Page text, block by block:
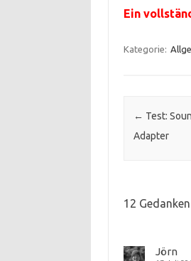
Ein
Kategorie:
Beitrags-
← Test:
Adapter
12
Jörn